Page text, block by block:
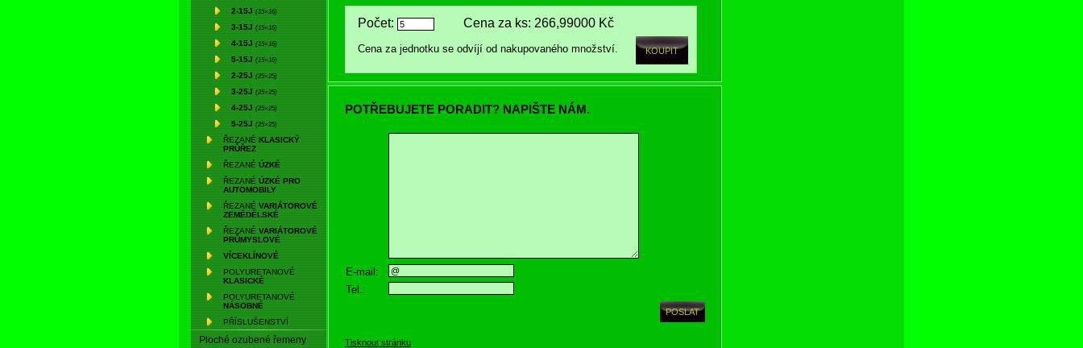
2-15J (15×16)
3-15J (15×16)
4-15J (15×16)
5-15J (15×16)
2-25J (25×25)
3-25J (25×25)
4-25J (25×25)
5-25J (25×25)
ŘEZANÉ KLASICKÝ
PRŮŘEZ
ŘEZANÉ ÚZKÉ
ŘEZANÉ ÚZKÉ PRO
AUTOMOBILY
ŘEZANÉ VARIÁTOROVÉ
ZEMĚDĚLSKÉ
ŘEZANÉ VARIÁTOROVÉ
PRŮMYSLOVÉ
VÍCEKLÍNOVÉ
POLYURETANOVÉ
KLASICKÉ
POLYURETANOVÉ
NÁSOBNÉ
PŘÍSLUŠENSTVÍ
Ploché ozubené řemeny
Počet: Cena za ks: 266,99000 Kč
Cena za jednotku se odvíjí od nakupovaného množství.
POTŘEBUJETE PORADIT? NAPIŠTE NÁM.
E-mail:
Tel.:
Tisknout stránku